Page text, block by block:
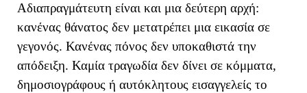
Αδιαπραγμάτευτη είναι και μια δεύτερη αρχή:
κανένας θάνατος δεν μετατρέπει μια εικασία σε
γεγονός. Κανένας πόνος δεν υποκαθιστά την
απόδειξη. Καμία τραγωδία δεν δίνει σε κόμματα,
δημοσιογράφους ή αυτόκλητους εισαγγελείς το